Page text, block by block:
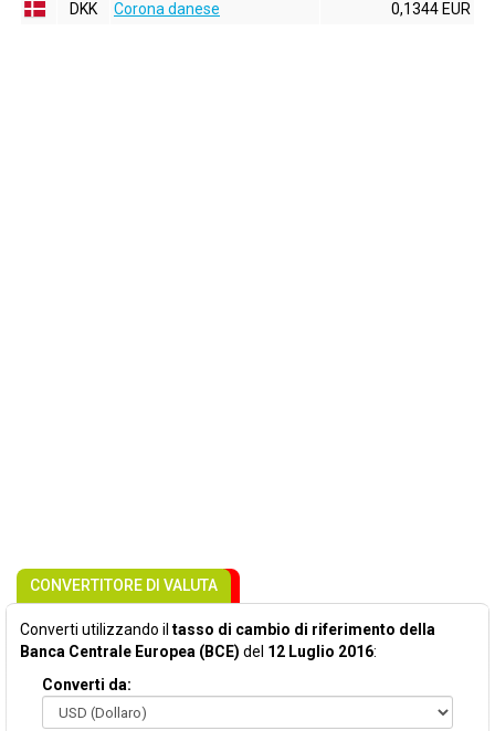
DKK
Corona danese 0,1344 EUR
CONVERTITORE DI VALUTA
Converti utilizzando il tasso di cambio di riferimento della
Banca Centrale Europea (BCE) del 12 Luglio 2016:
Converti da: